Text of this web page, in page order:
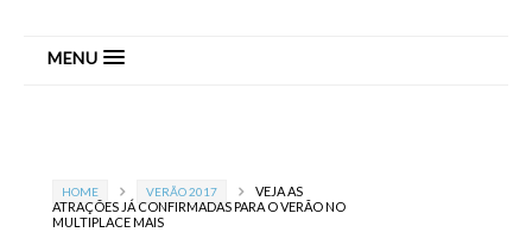
MENU
HOME VERÃO 2017
VEJA AS
ATRAÇÕES JÁ CONFIRMADAS PARA O VERÃO NO
MULTIPLACE MAIS